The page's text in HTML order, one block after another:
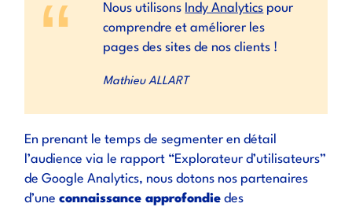
Nous utilisons Indy Analytics pour
comprendre et améliorer les
pages des sites de nos clients !
Mathieu ALLART
En prenant le temps de segmenter en détail
l’audience via le rapport “Explorateur d’utilisateurs”
de Google Analytics, nous dotons nos partenaires
d’uneconnaissance approfondie des